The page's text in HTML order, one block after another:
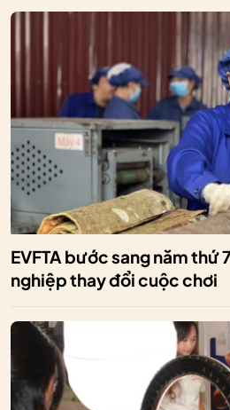
EVFTA bước sang năm thứ
nghiệp thay đổi cuộc chơi